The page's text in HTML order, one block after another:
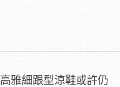
雅細跟型涼鞋或許仍